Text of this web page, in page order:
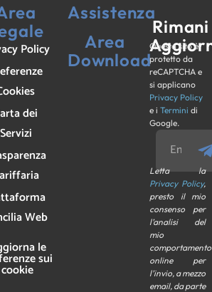
Policy
dei
Servizi
Web
le
sui
cookie
Assistenza
Area
Download
Rimani
Questo sito è
protetto da
reCAPTCHA e
si applicano
Privacy Policy
e iTermini di
Google.
Letta la
Privacy Policy,
presto il mio
consenso per
l’analisi del
mio
comportamento
online per
l’invio, a mezzo
email, da parte